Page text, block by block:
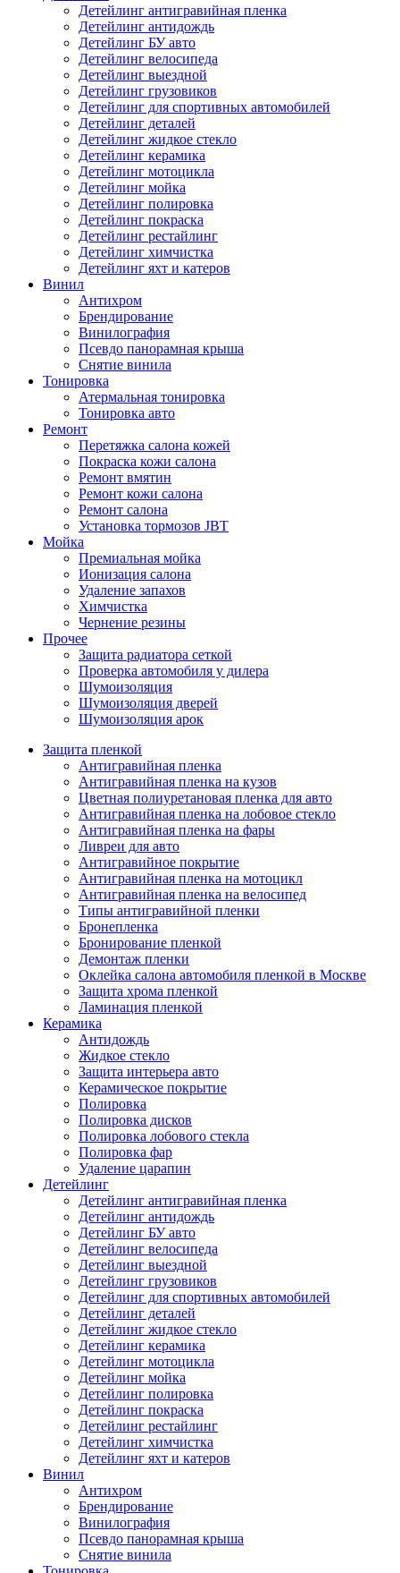
Детейлинг антигравийная пленка
Детейлинг антидождь
Детейлинг БУ авто
Детейлинг велосипеда
Детейлинг выездной
Детейлинг грузовиков
Детейлинг для спортивных автомобилей
Детейлинг деталей
Детейлинг жидкое стекло
Детейлинг керамика
Детейлинг мотоцикла
Детейлинг мойка
Детейлинг полировка
Детейлинг покраска
Детейлинг рестайлинг
Детейлинг химчистка
Детейлинг яхт и катеров
Винил
Антихром
Брендирование
Винилография
Псевдо панорамная крыша
Снятие винила
Тонировка
Атермальная тонировка
Тонировка авто
Ремонт
Перетяжка салона кожей
Покраска кожи салона
Ремонт вмятин
Ремонт кожи салона
Ремонт салона
Установка тормозов JBT
Мойка
Премиальная мойка
Ионизация салона
Удаление запахов
Химчистка
Чернение резины
Прочее
Защита радиатора сеткой
Проверка автомобиля у дилера
Шумоизоляция
Шумоизоляция дверей
Шумоизоляция арок
Защита пленкой
Антигравийная пленка
Антигравийная пленка на кузов
Цветная полиуретановая пленка для авто
Антигравийная пленка на лобовое стекло
Антигравийная пленка на фары
Ливреи для авто
Антигравийное покрытие
Антигравийная пленка на мотоцикл
Антигравийная пленка на велосипед
Типы антигравийной пленки
Бронепленка
Бронирование пленкой
Демонтаж пленки
Оклейка салона автомобиля пленкой в Москве
Защита хрома пленкой
Ламинация пленкой
Керамика
Антидождь
Жидкое стекло
Защита интерьера авто
Керамическое покрытие
Полировка
Полировка дисков
Полировка лобового стекла
Полировка фар
Удаление царапин
Детейлинг
Детейлинг антигравийная пленка
Детейлинг антидождь
Детейлинг БУ авто
Детейлинг велосипеда
Детейлинг выездной
Детейлинг грузовиков
Детейлинг для спортивных автомобилей
Детейлинг деталей
Детейлинг жидкое стекло
Детейлинг керамика
Детейлинг мотоцикла
Детейлинг мойка
Детейлинг полировка
Детейлинг покраска
Детейлинг рестайлинг
Детейлинг химчистка
Детейлинг яхт и катеров
Винил
Антихром
Брендирование
Винилография
Псевдо панорамная крыша
Снятие винила